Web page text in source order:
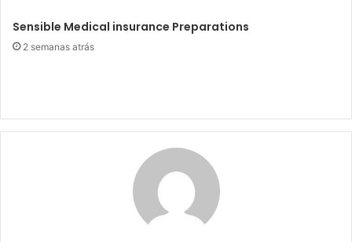
Sensible Medical insurance Preparations
2 semanas atrás